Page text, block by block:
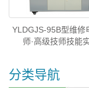
YLDGJS-95B型维修
师·高级技师技能
分类导航